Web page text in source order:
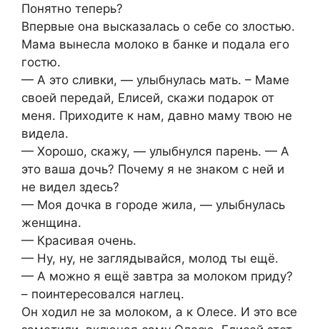
Понятно теперь?
Впервые она высказалась о себе со злостью.
Мама вынесла молоко в банке и подала его
гостю.
— А это сливки, — улыбнулась мать. – Маме
своей передай, Елисей, скажи подарок от
меня. Приходите к нам, давно маму твою не
видела.
— Хорошо, скажу, — улыбнулся парень. — А
это ваша дочь? Почему я не знаком с ней и
не видел здесь?
— Моя дочка в городе жила, — улыбнулась
женщина.
— Красивая очень.
— Ну, ну, не заглядывайся, молод ты ещё.
— А можно я ещё завтра за молоком приду?
– поинтересовался наглец.
Он ходил не за молоком, а к Олесе. И это все